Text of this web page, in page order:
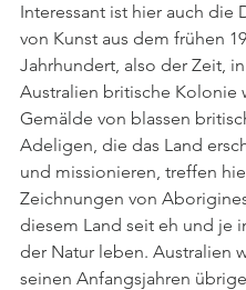
Interessant ist hier auch die
von Kunst aus dem frühen
Jahrhundert, also der Zeit,
Australien britische Kolonie
Gemälde von blassen
Adeligen, die das Land
und missionieren, treffen
Zeichnungen von
diesem Land seit eh und je
der Natur leben. Australien
seinen Anfangsjahren